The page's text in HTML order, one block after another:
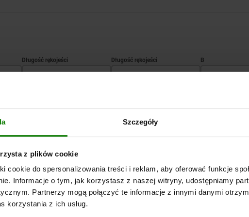
Szczegóły
z plików cookie
cookie do spersonalizowania treści i reklam, aby oferować funkcje
Informacje o tym, jak korzystasz z naszej witryny, udostępniamy
Partnerzy mogą połączyć te informacje z innymi danymi
korzystania z ich usług.
kilka razy dziennie w regularnych odstępach czasu.
D1 H3 H5
D1 H3 H5